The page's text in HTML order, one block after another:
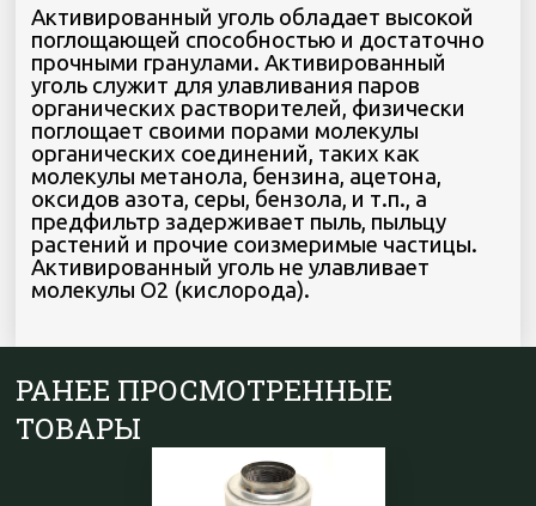
Активированный уголь обладает высокой
поглощающей способностью и достаточно
прочными гранулами. Активированный
уголь служит для улавливания паров
органических растворителей, физически
поглощает своими порами молекулы
органических соединений, таких как
молекулы метанола, бензина, ацетона,
оксидов азота, серы, бензола, и т.п., а
предфильтр задерживает пыль, пыльцу
растений и прочие соизмеримые частицы.
Активированный уголь не улавливает
молекулы О2 (кислорода).
РАНЕЕ ПРОСМОТРЕННЫЕ
ТОВАРЫ